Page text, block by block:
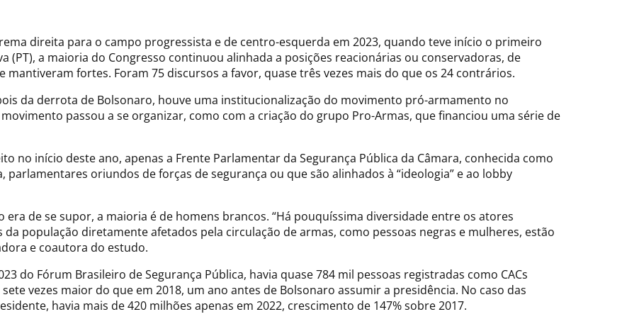
direita para o campo progressista e de centro-esquerda em 2023, quando teve início o primeiro
(PT), a maioria do Congresso continuou alinhada a posições reacionárias ou conservadoras, de
mantiveram fortes. Foram 75 discursos a favor, quase três vezes mais do que os 24 contrários.
da derrota de Bolsonaro, houve uma institucionalização do movimento pró-armamento no
passou a se organizar, como com a criação do grupo Pro-Armas, que financiou uma série de
no início deste ano, apenas a Frente Parlamentar da Segurança Pública da Câmara, conhecida como
oriundos de forças de segurança ou que são alinhados à “ideologia” e ao lobby
de se supor, a maioria é de homens brancos. “Há pouquíssima diversidade entre os atores
população diretamente afetados pela circulação de armas, como pessoas negras e mulheres, estão
e coautora do estudo.
do Fórum Brasileiro de Segurança Pública, havia quase 784 mil pessoas registradas como CACs
vezes maior do que em 2018, um ano antes de Bolsonaro assumir a presidência. No caso das
havia mais de 420 milhões apenas em 2022, crescimento de 147% sobre 2017.